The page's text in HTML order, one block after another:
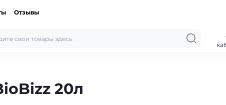
Отзывы
20л